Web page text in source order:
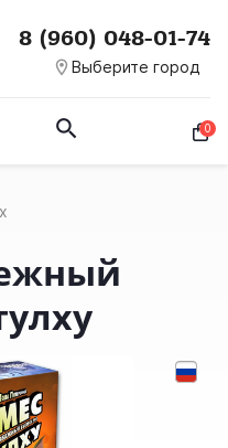
room Выберите город
8 (960) 048-01-74
0